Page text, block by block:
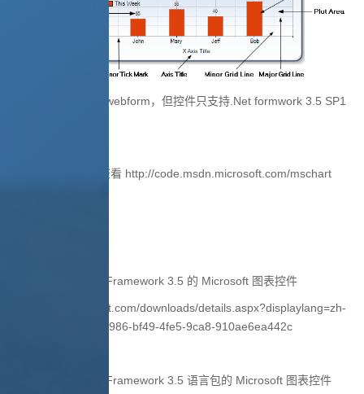
控件支持winform与webform，但控件只支持.Net formwork 3.5 SP1
详细说明与介绍请查看 http://code.msdn.microsoft.com/mschart
1、Microsoft .NET Framework 3.5 的 Microsoft 图表控件
http://www.microsoft.com/downloads/details.aspx?displaylang=zh-
cn&FamilyID=130f7986-bf49-4fe5-9ca8-910ae6ea442c
2、Microsoft .NET Framework 3.5 语言包的 Microsoft 图表控件